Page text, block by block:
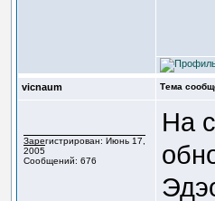
vicnaum Тема
Зарегистрирован: Июнь 17,
2005
Сообщений: 676
На